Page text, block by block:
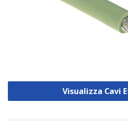
Visualizza Cavi